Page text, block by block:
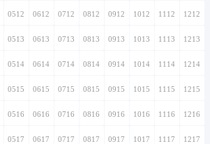
0512 0612 0712 0812 0912 1012 1112 1212
0513 0613 0713 0813 0913 1013 1113 1213
0514 0614 0714 0814 0914 1014 1114 1214
0515 0615 0715 0815 0915 1015 1115 1215
0516 0616 0716 0816 0916 1016 1116 1216
0517 0617 0717 0817 0917 1017 1117 1217